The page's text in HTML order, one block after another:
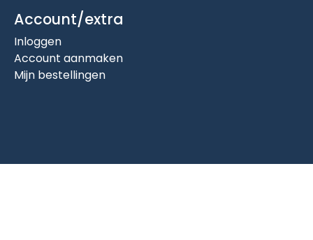
Account/extra
Inloggen
Account aanmaken
Mijn bestellingen